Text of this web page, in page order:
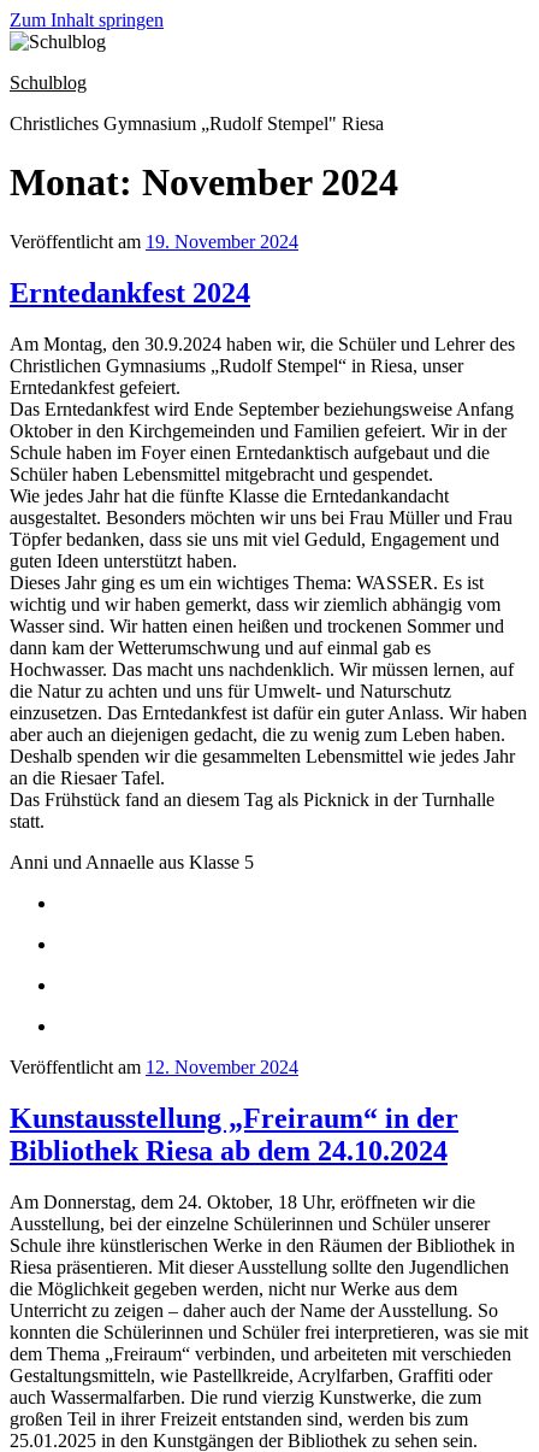
Zum Inhalt springen
Schulblog
Christliches Gymnasium „Rudolf Stempel" Riesa
Monat: November 2024
Veröffentlicht am 19. November 2024
Erntedankfest 2024
Am Montag, den 30.9.2024 haben wir, die Schüler und Lehrer des
Christlichen Gymnasiums „Rudolf Stempel“ in Riesa, unser
Erntedankfest gefeiert.
Das Erntedankfest wird Ende September beziehungsweise Anfang
Oktober in den Kirchgemeinden und Familien gefeiert. Wir in der
Schule haben im Foyer einen Erntedanktisch aufgebaut und die
Schüler haben Lebensmittel mitgebracht und gespendet.
Wie jedes Jahr hat die fünfte Klasse die Erntedankandacht
ausgestaltet. Besonders möchten wir uns bei Frau Müller und Frau
Töpfer bedanken, dass sie uns mit viel Geduld, Engagement und
guten Ideen unterstützt haben.
Dieses Jahr ging es um ein wichtiges Thema: WASSER. Es ist
wichtig und wir haben gemerkt, dass wir ziemlich abhängig vom
Wasser sind. Wir hatten einen heißen und trockenen Sommer und
dann kam der Wetterumschwung und auf einmal gab es
Hochwasser. Das macht uns nachdenklich. Wir müssen lernen, auf
die Natur zu achten und uns für Umwelt- und Naturschutz
einzusetzen. Das Erntedankfest ist dafür ein guter Anlass. Wir haben
aber auch an diejenigen gedacht, die zu wenig zum Leben haben.
Deshalb spenden wir die gesammelten Lebensmittel wie jedes Jahr
an die Riesaer Tafel.
Das Frühstück fand an diesem Tag als Picknick in der Turnhalle
statt.
Anni und Annaelle aus Klasse 5
Veröffentlicht am 12. November 2024
Kunstausstellung „Freiraum“ in der
Bibliothek Riesa ab dem 24.10.2024
Am Donnerstag, dem 24. Oktober, 18 Uhr, eröffneten wir die
Ausstellung, bei der einzelne Schülerinnen und Schüler unserer
Schule ihre künstlerischen Werke in den Räumen der Bibliothek in
Riesa präsentieren. Mit dieser Ausstellung sollte den Jugendlichen
die Möglichkeit gegeben werden, nicht nur Werke aus dem
Unterricht zu zeigen – daher auch der Name der Ausstellung. So
konnten die Schülerinnen und Schüler frei interpretieren, was sie mit
dem Thema „Freiraum“ verbinden, und arbeiteten mit verschieden
Gestaltungsmitteln, wie Pastellkreide, Acrylfarben, Graffiti oder
auch Wassermalfarben. Die rund vierzig Kunstwerke, die zum
großen Teil in ihrer Freizeit entstanden sind, werden bis zum
25.01.2025 in den Kunstgängen der Bibliothek zu sehen sein.